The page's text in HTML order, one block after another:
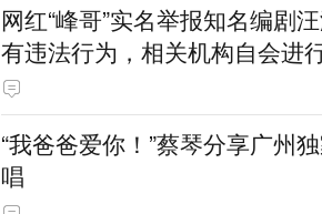
网红“峰哥”实名举报知名编剧
有违法行为，相关机构自会进
一一回应
“我爸爸爱你！”蔡琴分享广州
唱